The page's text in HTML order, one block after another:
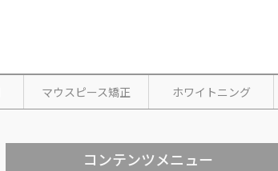
マウスピース矯正 ホワイトニング
コンテンツメニュー